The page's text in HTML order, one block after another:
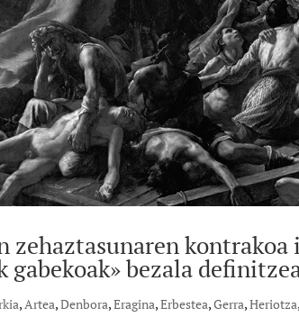
zehaztasunaren
gabekoak» bezala
,Artea,Denbora,Eragina,Erbestea,Gerra,Heriotza